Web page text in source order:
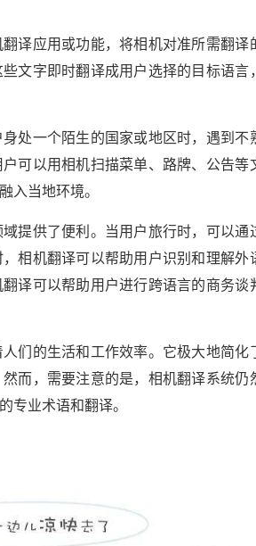
译应用或功能，将相机对准所需翻译
文字即时翻译成用户选择的目标语言
处一个陌生的国家或地区时，遇到不
可以用相机扫描菜单、路牌、公告等
入当地环境。
提供了便利。当用户旅行时，可以通
相机翻译可以帮助用户识别和理解外
译可以帮助用户进行跨语言的商务谈
们的生活和工作效率。它极大地简化
而，需要注意的是，相机翻译系统仍
专业术语和翻译。